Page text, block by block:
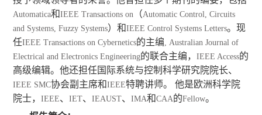
Automatica和IEEE Transactions on （Automatic Control, Circuits
and Systems, Fuzzy Systems）和IEEE Control Systems Letters。现
任IEEE Transactions on Cybernetics的主编, Australian Journal of
Electrical and Electronics Engineering的联合主编，IEEE Access的
高级编辑。他还担任国际系统与控制科学研究院院长、
IEEE SMC协会副主席和IEEE特聘讲师。 他是欧洲科学院
院士，IEEE、IET、IEAUST、IMA和CAA的Fellow。